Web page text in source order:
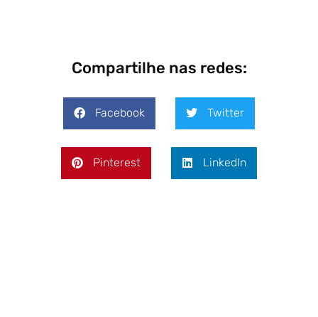
Compartilhe nas redes:
Facebook Twitter
Pinterest LinkedIn